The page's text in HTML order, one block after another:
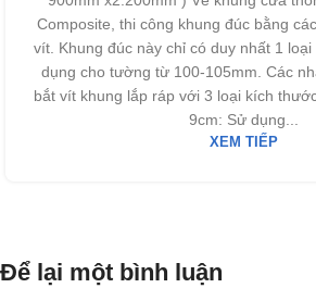
Composite, thi công khung đúc bằng
vít. Khung đúc này chỉ có duy nhất 1
dụng cho tường từ 100-105mm. Các
bắt vít khung lắp ráp với 3 loại kích
9cm: Sử dụng...
XEM TIẾP
Để lại một bình luận